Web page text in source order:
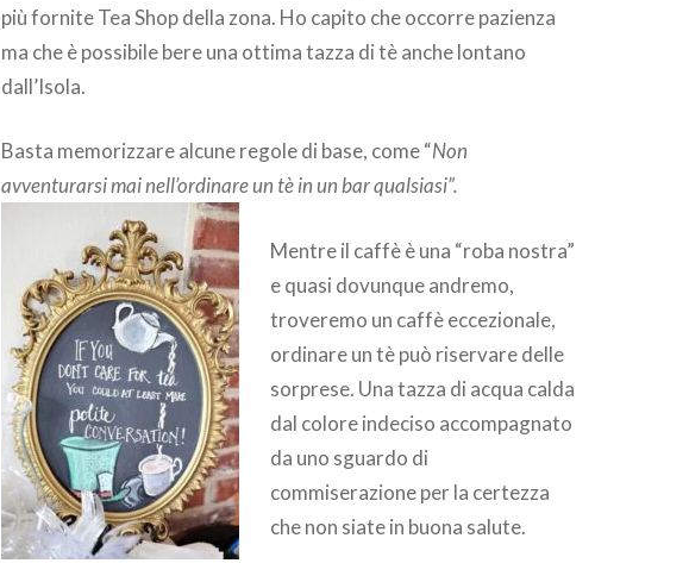
più fornite Tea Shop della zona. Ho capito che occorre pazienza
ma che è possibile bere una ottima tazza di tè anche lontano
dall’Isola.
Basta memorizzare alcune regole di base, come “Non
avventurarsi mai nell’ordinare un tè in un bar qualsiasi”.
Mentre il caffè è una “roba nostra”
e quasi dovunque andremo,
troveremo un caffè eccezionale,
ordinare un tè può riservare delle
sorprese. Una tazza di acqua calda
dal colore indeciso accompagnato
da uno sguardo di
commiserazione per la certezza
che non siate in buona salute.